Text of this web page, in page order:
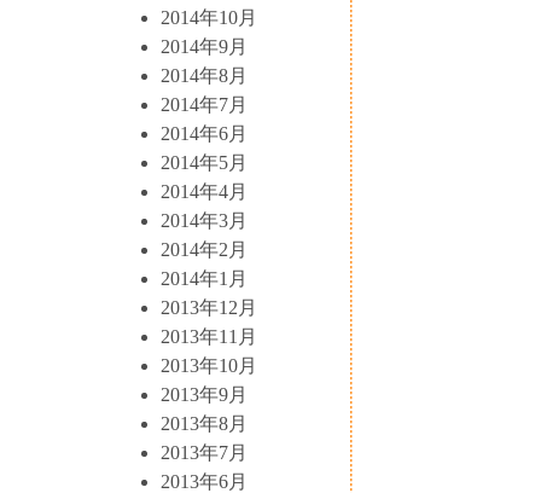
2014年10月
2014年9月
2014年8月
2014年7月
2014年6月
2014年5月
2014年4月
2014年3月
2014年2月
2014年1月
2013年12月
2013年11月
2013年10月
2013年9月
2013年8月
2013年7月
2013年6月